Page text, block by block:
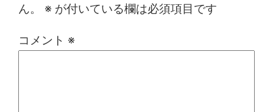
ん。
※ が付いている欄は必須項目です
コメント ※